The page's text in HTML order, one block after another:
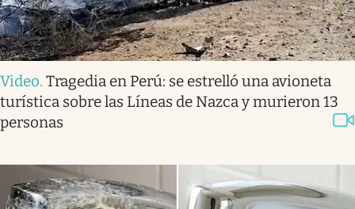
Video. Tragedia en Perú: se estrelló una avioneta
turística sobre las Líneas de Nazca y murieron 13
personas